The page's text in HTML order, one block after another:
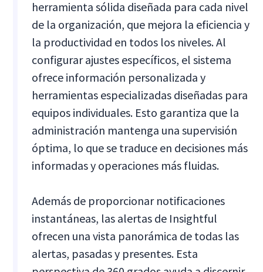
herramienta sólida diseñada para cada nivel
de la organización, que mejora la eficiencia y
la productividad en todos los niveles. Al
configurar ajustes específicos, el sistema
ofrece información personalizada y
herramientas especializadas diseñadas para
equipos individuales. Esto garantiza que la
administración mantenga una supervisión
óptima, lo que se traduce en decisiones más
informadas y operaciones más fluidas.
Además de proporcionar notificaciones
instantáneas, las alertas de Insightful
ofrecen una vista panorámica de todas las
alertas, pasadas y presentes. Esta